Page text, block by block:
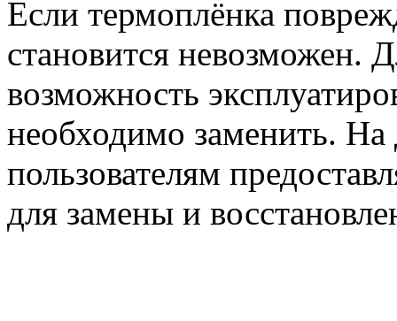
Если термоплёнка
становится невозможен.
возможность
необходимо заменить. На
пользователям
для замены и